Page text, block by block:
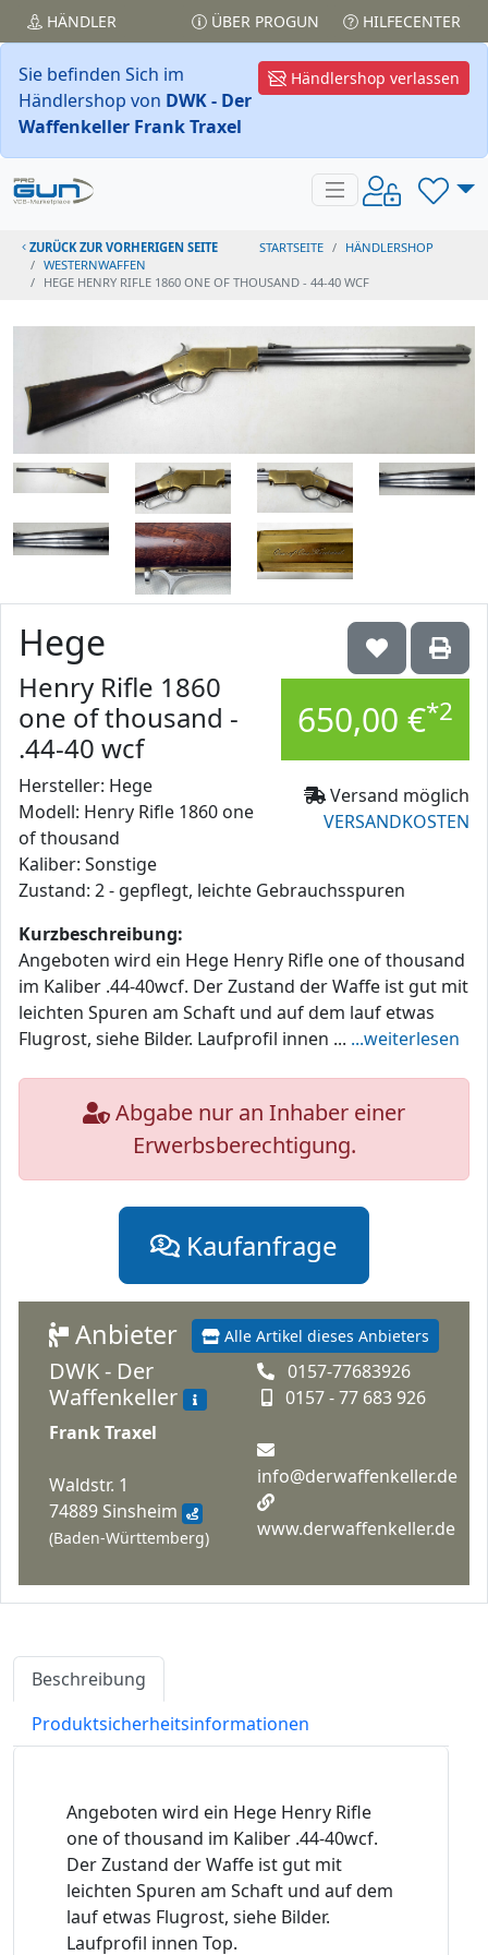
HÄNDLER ÜBER PROGUN HILFECENTER
Händlershop verlassen
Sie befinden Sich im
Händlershop von DWK - Der
Waffenkeller Frank Traxel
ZURÜCK ZUR VORHERIGEN SEITE STARTSEITE
HÄNDLERSHOP
WESTERNWAFFEN
HEGE HENRY RIFLE 1860 ONE OF THOUSAND - 44-40 WCF
650,00 €*2
Versand möglich
VERSANDKOSTEN
Hege
Henry Rifle 1860
one of thousand -
.44-40 wcf
Hersteller: Hege
Modell: Henry Rifle 1860 one
of thousand
Kaliber: Sonstige
Zustand: 2 - gepflegt, leichte Gebrauchsspuren
Kurzbeschreibung:
Angeboten wird ein Hege Henry Rifle one of thousand
im Kaliber .44-40wcf. Der Zustand der Waffe ist gut mit
leichten Spuren am Schaft und auf dem lauf etwas
Flugrost, siehe Bilder. Laufprofil innen ... ...weiterlesen
Abgabe nur an Inhaber einer
Erwerbsberechtigung.
Kaufanfrage
Alle Artikel dieses Anbieters
Anbieter
DWK - Der
Waffenkeller
Frank Traxel
Waldstr. 1
74889 Sinsheim
(Baden-Württemberg)
0157-77683926
0157 - 77 683 926
info@derwaffenkeller.de
www.derwaffenkeller.de
Beschreibung
Produktsicherheitsinformationen
Angeboten wird ein Hege Henry Rifle
one of thousand im Kaliber .44-40wcf.
Der Zustand der Waffe ist gut mit
leichten Spuren am Schaft und auf dem
lauf etwas Flugrost, siehe Bilder.
Laufprofil innen Top.